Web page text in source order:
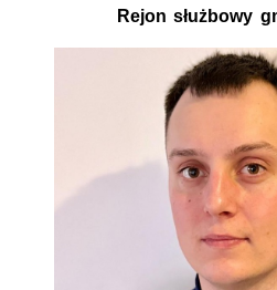
Rejon służbowy